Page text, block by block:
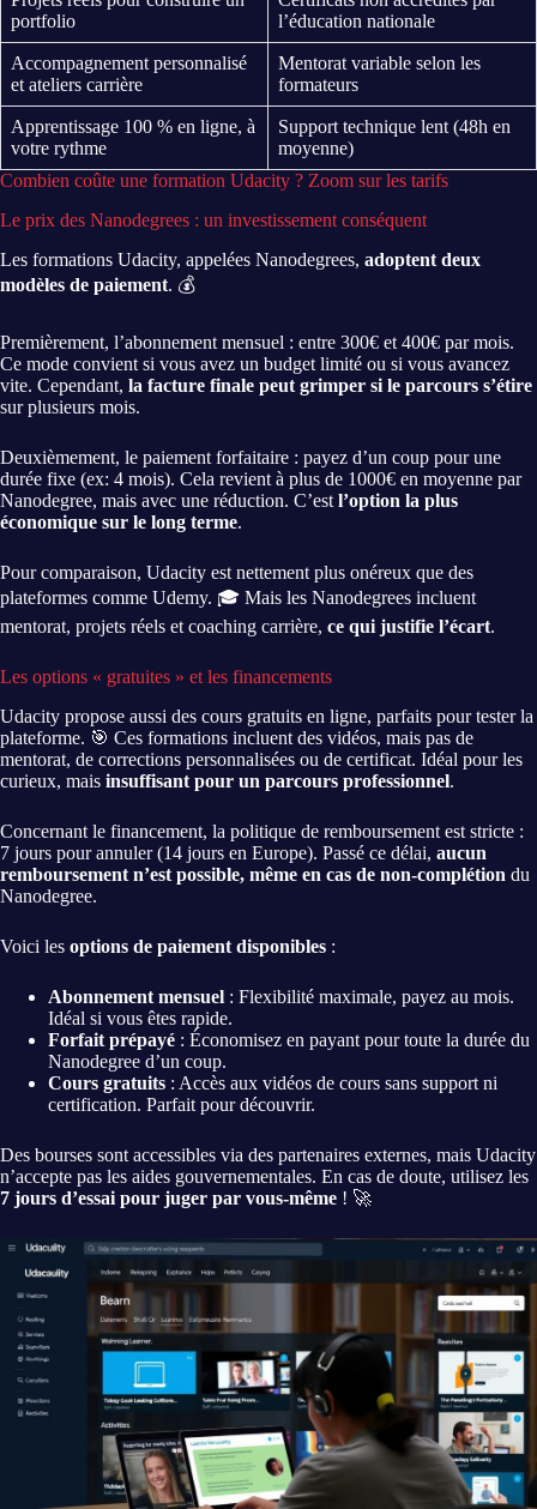
portfolio
l’éducation nationale
Accompagnement personnalisé
et ateliers carrière
Mentorat variable selon les
formateurs
Apprentissage 100 % en ligne, à
votre rythme
Support technique lent (48h en
moyenne)
Combien coûte une formation Udacity ? Zoom sur les tarifs
Le prix des Nanodegrees : un investissement conséquent
Les formations Udacity, appelées Nanodegrees, adoptent deux
modèles de paiement. 💰
Premièrement, l’abonnement mensuel : entre 300€ et 400€ par mois.
Ce mode convient si vous avez un budget limité ou si vous avancez
vite. Cependant, la facture finale peut grimper si le parcours s’étire
sur plusieurs mois.
Deuxièmement, le paiement forfaitaire : payez d’un coup pour une
durée fixe (ex: 4 mois). Cela revient à plus de 1000€ en moyenne par
Nanodegree, mais avec une réduction. C’est l’option la plus
économique sur le long terme.
Pour comparaison, Udacity est nettement plus onéreux que des
plateformes comme Udemy. 🎓 Mais les Nanodegrees incluent
mentorat, projets réels et coaching carrière, ce qui justifie l’écart.
Les options « gratuites » et les financements
Udacity propose aussi des cours gratuits en ligne, parfaits pour tester la
plateforme. 🎯 Ces formations incluent des vidéos, mais pas de
mentorat, de corrections personnalisées ou de certificat. Idéal pour les
curieux, mais insuffisant pour un parcours professionnel.
Concernant le financement, la politique de remboursement est stricte :
7 jours pour annuler (14 jours en Europe). Passé ce délai, aucun
remboursement n’est possible, même en cas de non-complétion du
Nanodegree.
Voici les options de paiement disponibles :
Abonnement mensuel : Flexibilité maximale, payez au mois.
Idéal si vous êtes rapide.
Forfait prépayé : Économisez en payant pour toute la durée du
Nanodegree d’un coup.
Cours gratuits : Accès aux vidéos de cours sans support ni
certification. Parfait pour découvrir.
Des bourses sont accessibles via des partenaires externes, mais Udacity
n’accepte pas les aides gouvernementales. En cas de doute, utilisez les
7 jours d’essai pour juger par vous-même ! 🚀